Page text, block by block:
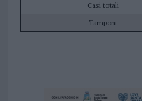
Casi totali
Tamponi